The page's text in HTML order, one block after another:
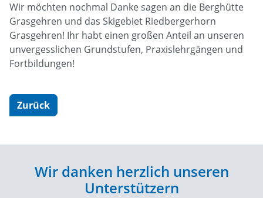
Wir möchten nochmal Danke sagen an die Berghütte
Grasgehren und das Skigebiet Riedbergerhorn
Grasgehren! Ihr habt einen großen Anteil an unseren
unvergesslichen Grundstufen, Praxislehrgängen und
Fortbildungen!
Zurück
Wir danken herzlich unseren
Unterstützern